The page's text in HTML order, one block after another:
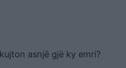
asnjë gjë ky emri?